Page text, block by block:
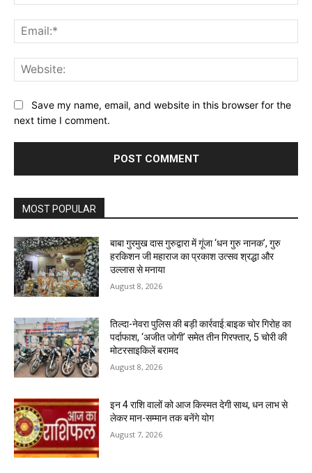
Save my name, email, and website in this browser for the
next time I comment.
MOST POPULAR
बाबा गुरमुख दास गुरुद्वारा में गूंजा ‘धन गुरु नानक’, गुरु
हरकिशन जी महाराज का प्रकाश उत्सव श्रद्धा और
उल्लास से मनाया
August 8, 2026
तिल्दा-नेवरा पुलिस की बड़ी कार्रवाई:बाइक चोर गिरोह का
पर्दाफाश, ‘अजीत जोगी’ समेत तीन गिरफ्तार, 5 चोरी की
मोटरसाइकिलें बरामद
August 8, 2026
इन 4 राशि वालों को आज किस्मत देगी साथ, धन लाभ से
लेकर मान-सम्मान तक बनेंगे योग
August 7, 2026